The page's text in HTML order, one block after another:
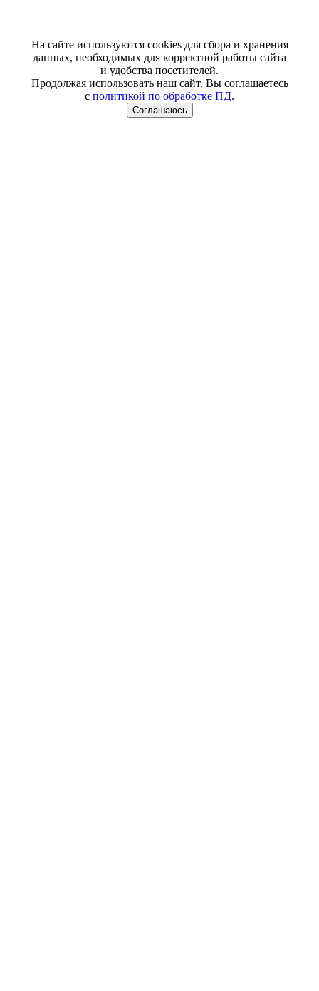
На сайте используются cookies для сбора и хранения
данных, необходимых для корректной работы сайта
и удобства посетителей.
Продолжая использовать наш сайт, Вы соглашаетесь
с политикой по обработке ПД.
Соглашаюсь